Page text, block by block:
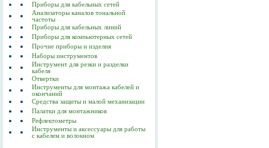
Приборы для кабельных сетей
Анализаторы каналов тональной
частоты
Приборы для кабельных линий
Приборы для компьютерных сетей
Прочие приборы и изделия
Наборы инструментов
Инструмент для резки и разделки
кабеля
Отвертки
Инструменты для монтажа кабелей и
окончаний
Средства защиты и малой механизации
Палатки для монтажников
Рефлектометры
Инструменты и аксессуары для работы
с кабелем и волокном